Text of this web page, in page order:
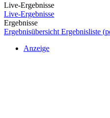
Live-Ergebnisse
Live-Ergebnisse
Ergebnisse
Ergebnisübersicht Ergebnisliste
Anzeige